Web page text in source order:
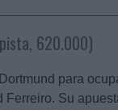
620.000)
para
Su